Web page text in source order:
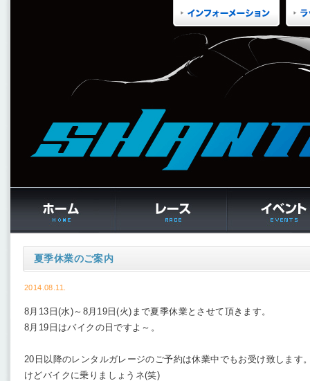
夏季休業のご案内
2014.08.11.
8月13日(水)～8月19日(火)まで夏季休業とさせて頂きます。
8月19日はバイクの日ですよ～。
20日以降のレンタルガレージのご予約は休業中でもお受け致します
けどバイクに乗りましょうネ(笑)